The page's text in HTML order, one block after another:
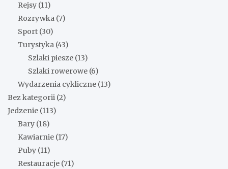
Rejsy (11)
Rozrywka (7)
Sport (30)
Turystyka (43)
Szlaki piesze (13)
Szlaki rowerowe (6)
Wydarzenia cykliczne (13)
Bez kategorii (2)
Jedzenie (113)
Bary (18)
Kawiarnie (17)
Puby (11)
Restauracje (71)